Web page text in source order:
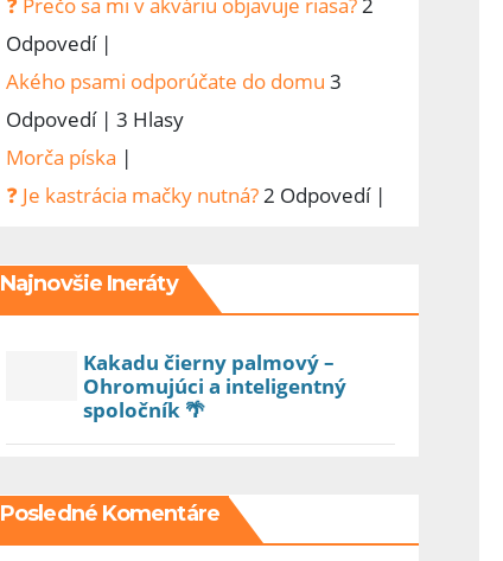
Odpovedí |
Akého psami odporúčate do domu 3
Odpovedí | 3 Hlasy
Morča píska |
❓ Je kastrácia mačky nutná?2 Odpovedí |
Najnovšie Ineráty
Kakadu čierny palmový –
Ohromujúci a inteligentný
spoločník 🌴
Posledné Komentáre